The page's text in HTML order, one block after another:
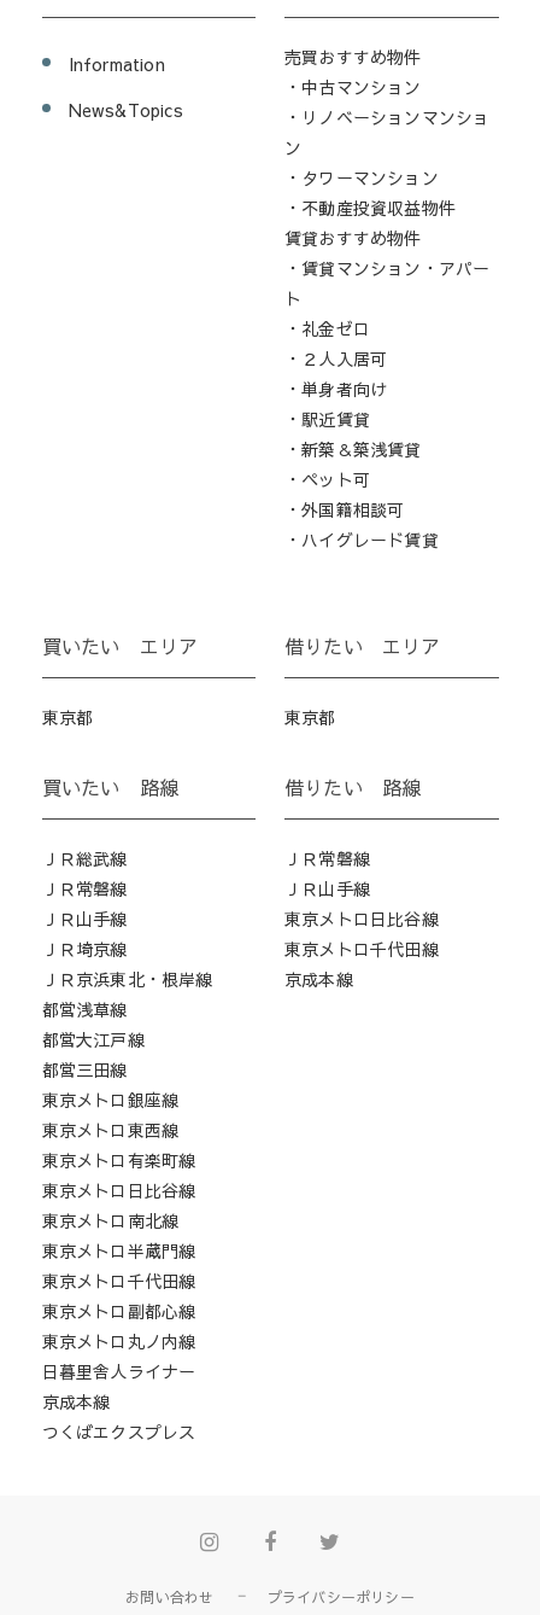
Information
News&Topics
売買おすすめ物件
・中古マンション
・リノベーションマンショ
ン
・タワーマンション
・不動産投資収益物件
賃貸おすすめ物件
・賃貸マンション・アパー
ト
・礼金ゼロ
・２人入居可
・単身者向け
・駅近賃貸
・新築＆築浅賃貸
・ペット可
・外国籍相談可
・ハイグレード賃貸
買いたい エリア
東京都
買いたい 路線
ＪＲ総武線
ＪＲ常磐線
ＪＲ山手線
ＪＲ埼京線
ＪＲ京浜東北・根岸線
都営浅草線
都営大江戸線
都営三田線
東京メトロ銀座線
東京メトロ東西線
東京メトロ有楽町線
東京メトロ日比谷線
東京メトロ南北線
東京メトロ半蔵門線
東京メトロ千代田線
東京メトロ副都心線
東京メトロ丸ノ内線
日暮里舎人ライナー
京成本線
つくばエクスプレス
借りたい エリア
東京都
借りたい 路線
ＪＲ常磐線
ＪＲ山手線
東京メトロ日比谷線
東京メトロ千代田線
京成本線
InstagramFacebook
お問い合わせ プライバシーポリシー